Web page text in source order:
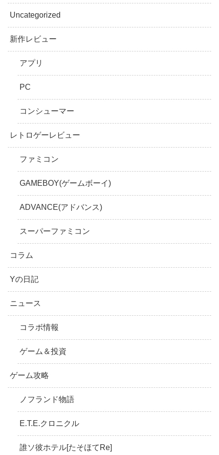
Uncategorized
新作レビュー
アプリ
PC
コンシューマー
レトロゲーレビュー
ファミコン
GAMEBOY(ゲームボーイ)
ADVANCE(アドバンス)
スーパーファミコン
コラム
Yの日記
ニュース
コラボ情報
ゲーム＆投資
ゲーム攻略
ノフランド物語
E.T.E.クロニクル
誰ソ彼ホテル[たそほてRe]